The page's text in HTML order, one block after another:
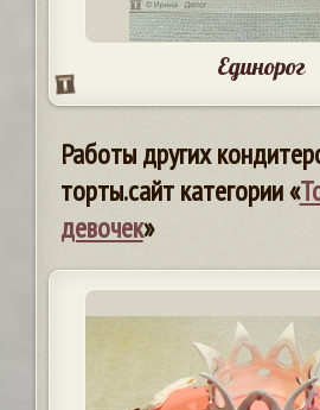
Единорог
Работы других
торты.сайт категории «
девочек»